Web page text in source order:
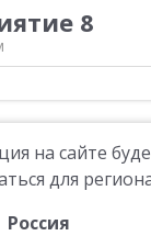
8
на сайте
для
Россия
сверку с